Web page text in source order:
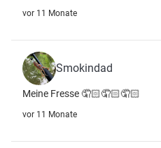
vor 11 Monate
Smokindad
Meine Fresse 🤦🏻🤦🏻🤦🏻
vor 11 Monate